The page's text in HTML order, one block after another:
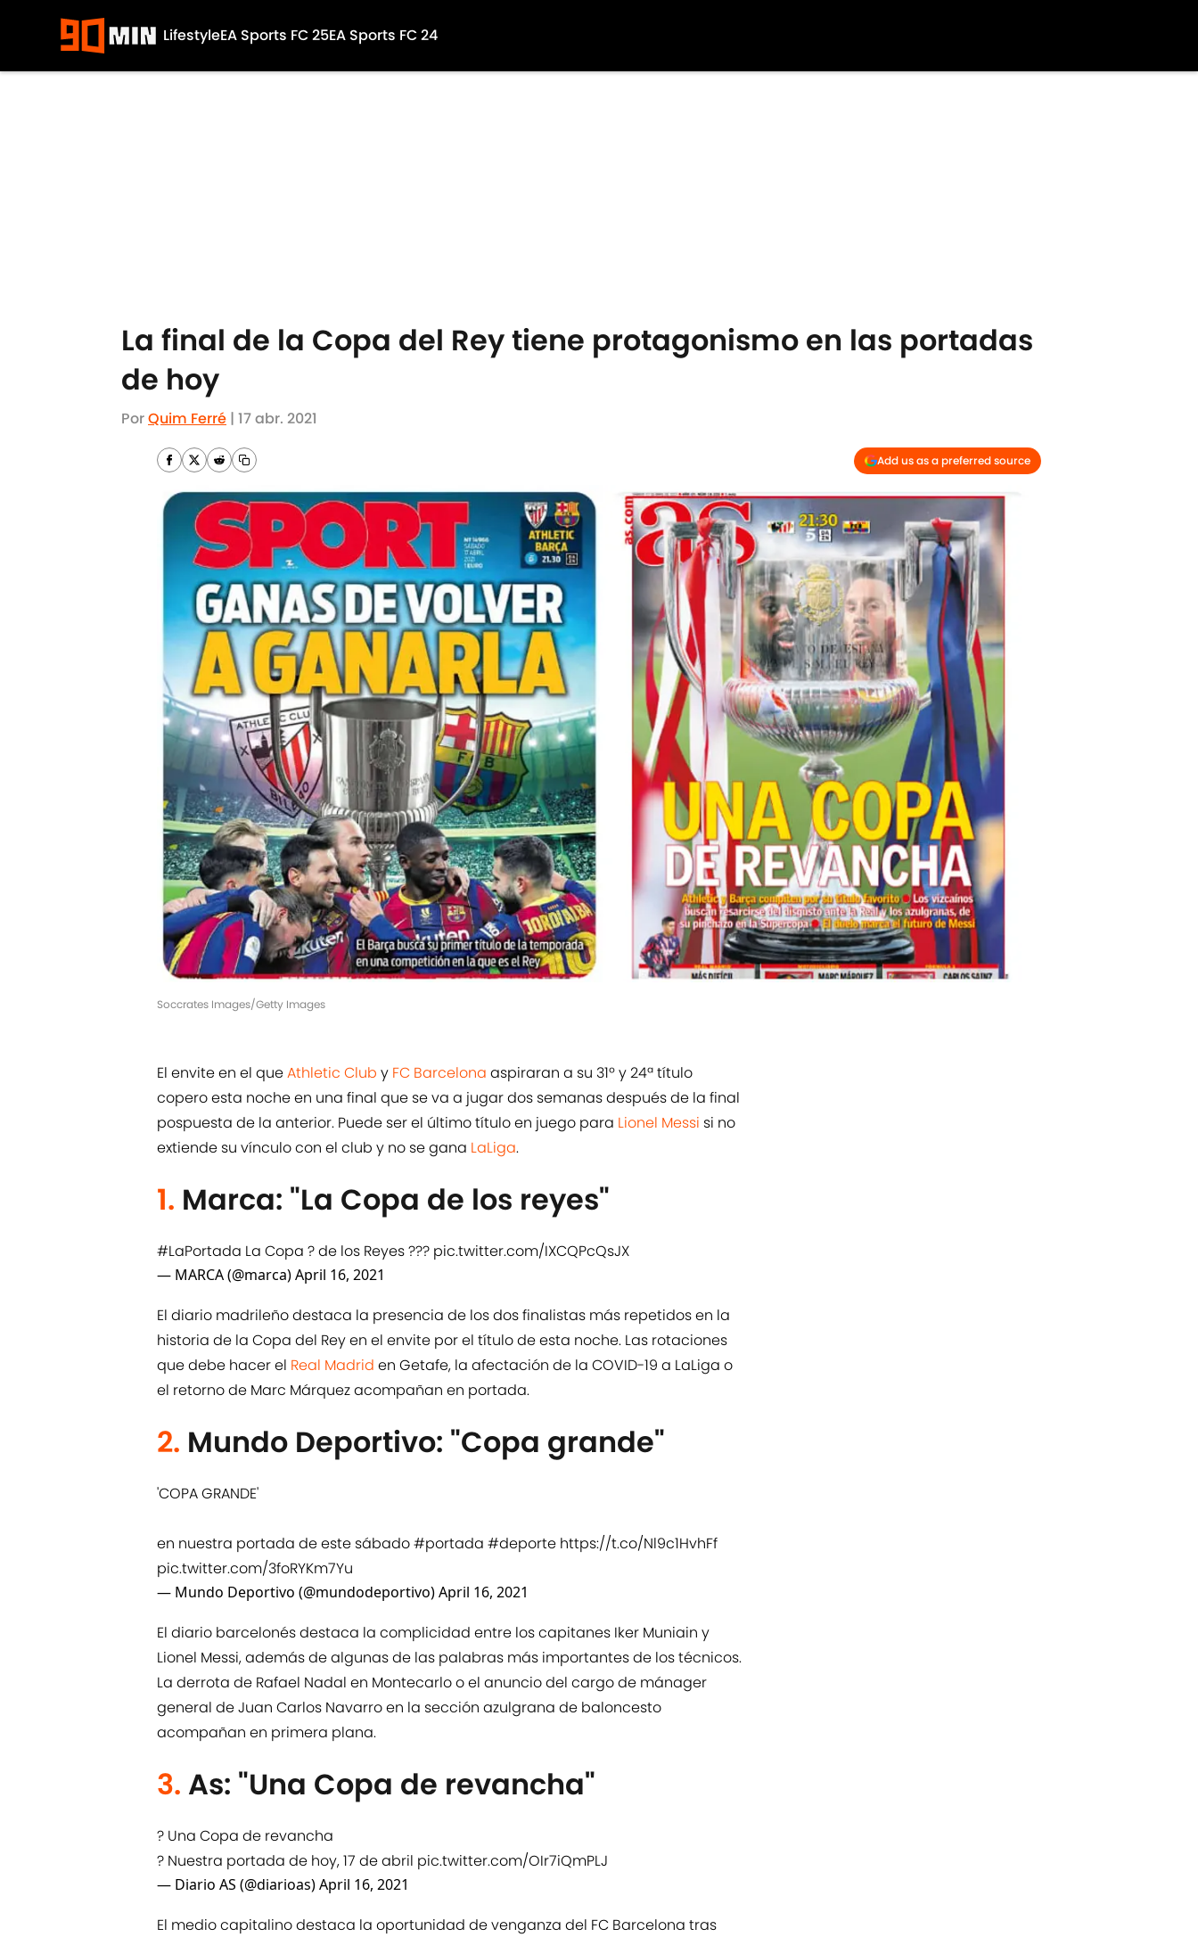
LifestyleEA Sports FC 25EA Sports FC 24
La final de la Copa del Rey tiene protagonismo en las portadas
de hoy
PorQuim Ferré | 17 abr. 2021
Add us as a preferred source
Soccrates Images/Getty Images
El envite en el queAthletic Club y FC Barcelona aspiraran a su 31º y 24ª título
copero esta noche en una final que se va a jugar dos semanas después de la final
pospuesta de la anterior. Puede ser el último título en juego para Lionel Messi si no
extiende su vínculo con el club y no se gana LaLiga.
1. Marca: "La Copa de los reyes"
#LaPortada La Copa ? de los Reyes ??? pic.twitter.com/IXCQPcQsJX
— MARCA (@marca)April 16, 2021
El diario madrileño destaca la presencia de los dos finalistas más repetidos en la
historia de la Copa del Rey en el envite por el título de esta noche. Las rotaciones
que debe hacer el Real Madrid en Getafe, la afectación de la COVID-19 a LaLiga o
el retorno de Marc Márquez acompañan en portada.
2. Mundo Deportivo: "Copa grande"
'COPA GRANDE'
en nuestra portada de este sábado#portada #deporte https://t.co/Nl9c1HvhFf
pic.twitter.com/3foRYKm7Yu
— Mundo Deportivo (@mundodeportivo)April 16, 2021
El diario barcelonés destaca la complicidad entre los capitanes Iker Muniain y
Lionel Messi, además de algunas de las palabras más importantes de los técnicos.
La derrota de Rafael Nadal en Montecarlo o el anuncio del cargo de mánager
general de Juan Carlos Navarro en la sección azulgrana de baloncesto
acompañan en primera plana.
3. As: "Una Copa de revancha"
? Una Copa de revancha
? Nuestra portada de hoy, 17 de abril pic.twitter.com/OIr7iQmPLJ
— Diario AS (@diarioas)April 16, 2021
El medio capitalino destaca la oportunidad de venganza del FC Barcelona tras